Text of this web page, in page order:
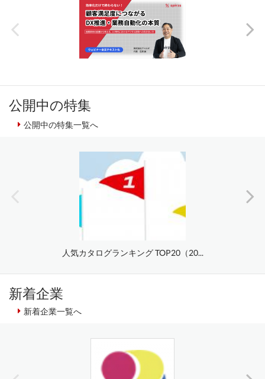
公開中の特集
公開中の特集一覧へ
人気カタログランキング TOP20（20...
新着企業
新着企業一覧へ